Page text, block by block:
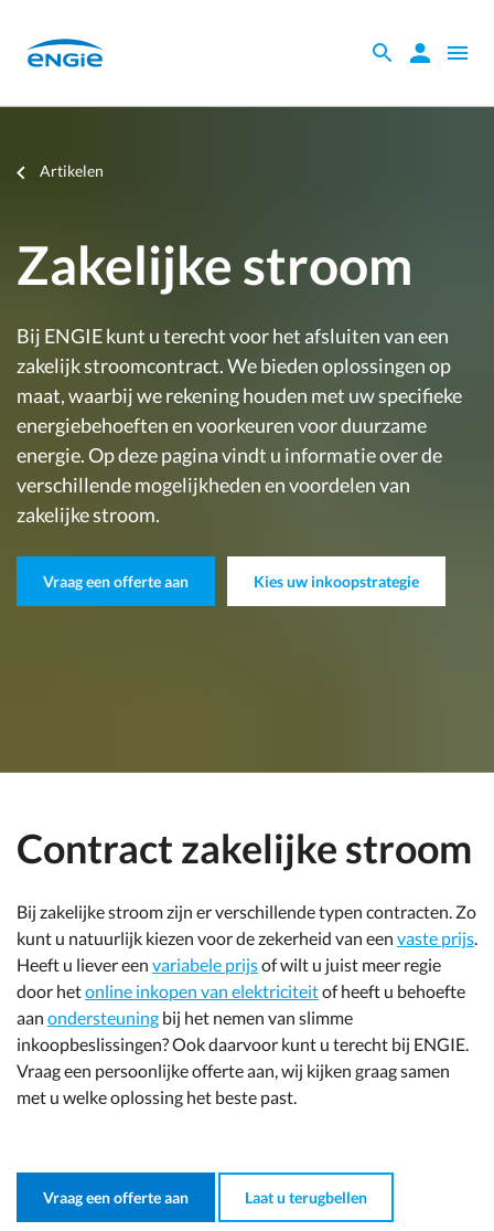
mainZoeken
de
Zoeken
Open
Je
Artikelen
Zakelijke stroom
Bij ENGIE kunt u terecht voor het afsluiten van een
zakelijk stroomcontract. We bieden oplossingen op
maat, waarbij we rekening houden met uw specifieke
energiebehoeften en voorkeuren voor duurzame
energie. Op deze pagina vindt u informatie over de
verschillende mogelijkheden en voordelen van
zakelijke stroom.
Vraag een offerte aan Kies uw inkoopstrategie
Contract zakelijke stroom
Bij zakelijke stroom zijn er verschillende typen contracten. Zo
kunt u natuurlijk kiezen voor de zekerheid van een vaste prijs.
Heeft u liever een variabele prijsof wilt u juist meer regie
door hetonline inkopen van elektriciteitof heeft u behoefte
aan ondersteuning bij het nemen van slimme
inkoopbeslissingen? Ook daarvoor kunt u terecht bij ENGIE.
Vraag een persoonlijke offerte aan, wij kijken graag samen
met u welke oplossing het beste past.
Vraag een offerte aan Laat u terugbellen